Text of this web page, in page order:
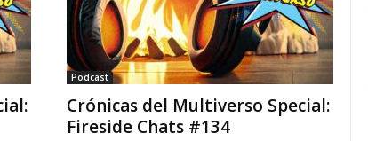
Podcast
Crónicas del Multiverso Special:
Fireside Chats #134